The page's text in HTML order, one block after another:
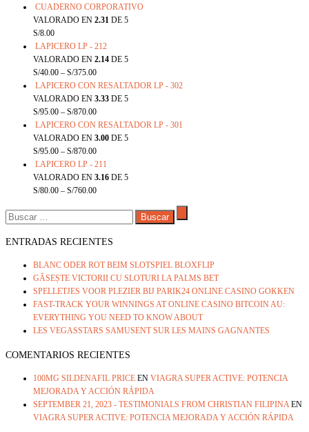
CUADERNO CORPORATIVO
VALORADO EN 2.31 DE 5
S/8.00
LAPICERO LP - 212
VALORADO EN 2.14 DE 5
S/40.00 – S/375.00
LAPICERO CON RESALTADOR LP - 302
VALORADO EN 3.33 DE 5
S/95.00 – S/870.00
LAPICERO CON RESALTADOR LP - 301
VALORADO EN 3.00 DE 5
S/95.00 – S/870.00
LAPICERO LP - 211
VALORADO EN 3.16 DE 5
S/80.00 – S/760.00
BUSCAR:
ENTRADAS RECIENTES
BLANC ODER ROT BEIM SLOTSPIEL BLOXFLIP
GĂSEȘTE VICTORII CU SLOTURI LA PALMS BET
SPELLETJES VOOR PLEZIER BIJ PARIK24 ONLINE CASINO GOKKEN
FAST-TRACK YOUR WINNINGS AT ONLINE CASINO BITCOIN AU:
EVERYTHING YOU NEED TO KNOW ABOUT
LES VEGASSTARS SAMUSENT SUR LES MAINS GAGNANTES
COMENTARIOS RECIENTES
100MG SILDENAFIL PRICE EN VIAGRA SUPER ACTIVE: POTENCIA
MEJORADA Y ACCIÓN RÁPIDA
SEPTEMBER 21, 2023 - TESTIMONIALS FROM CHRISTIAN FILIPINAEN
VIAGRA SUPER ACTIVE: POTENCIA MEJORADA Y ACCIÓN RÁPIDA